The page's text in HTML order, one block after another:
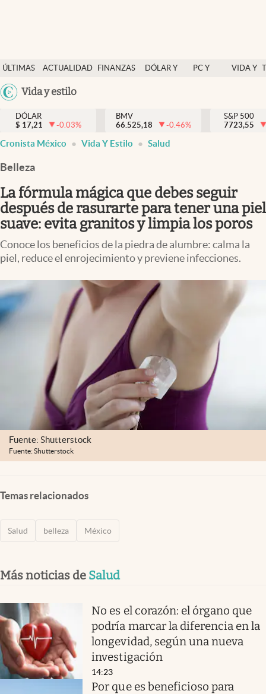
ÚLTIMAS
NOTICIAS
ACTUALIDAD
FINANZAS
DÓLAR Y
PC Y
VIDA Y
México
Vida y estilo
Actualidad
Finanzas y economía
Dólar y mercados
Pc y celular
Vida y estilo
Tv
Espiritualidad
Mediakit
abre en nueva pestaña
DÓLAR
$ 17,21 -0.03%
BMV
66.525,18
-0.46%
S&P 500
7723,55
Cronista México Vida Y Estilo Salud
Belleza
La fórmula mágica que debes seguir
después de rasurarte para tener una piel
suave: evita granitos y limpia los poros
Conoce los beneficios de la piedra de alumbre: calma la
piel, reduce el enrojecimiento y previene infecciones.
Fuente: Shutterstock
Fuente: Shutterstock
Temas relacionados
Salud belleza México
Más noticias de Salud
No es el corazón: el órgano que
podría marcar la diferencia en la
longevidad, según una nueva
investigación
14:23
Por que es beneficioso para